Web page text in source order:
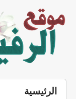
الرئيسية